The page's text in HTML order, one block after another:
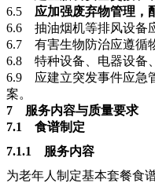
6.5 应加强废弃物管理，
6.6 抽油烟机等排风设备
6.7 有害生物防治应遵循
6.8 特种设备、电器设备
6.9 应建立突发事件应急
案。
7 服务内容与质量要求
7.1 食谱制定
7.1.1 服务内容
为老年人制定基本套餐食